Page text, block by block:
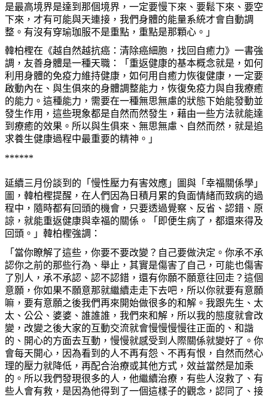
是最高境界是達到那個境界，一定要慢下來、要鬆下來、要空
下來，才有可能與天連接，我們身體的能量系統才會自動調
整。有沒有穿瑜珈服不是重點，重點是那顆心。」
韓柏檉在《越自然越抗癌：清除癌細胞，找回自癒力》一書強
調，友善身體是一種天職：「重返健康的基本概念就是，如何
利用身體的免疫力維持健康，如何用自癒力恢復健康，一定要
啟動內在、與生俱來的身體調整能力，恢復免疫力與自我療癒
的能力。這種能力，需要在一種無思無慮的狀態下始能發動並
發生作用，這些現象都是自然而然發生，藉由一些方法就能達
到療癒的效果。所以與生俱來、無思無慮、自然而然，就是追
求養生健康過程中最重要的精神。」
******
延續三月份談到的「慢性壓力有害效應」圖與「幸福關係學」
圖，韓柏檉提醒，在人們因為日積月累的負面情緒而致病的過
程中，隨時都有回頭的機會，只要透過覺察、反省、認錯、原
諒，就能重返健康與幸福的關係。「即便生病了，都還來得及
回頭。」韓柏檉強調：
「當你瞭解了這些，你要不要改變？自己要做決定。你承不承
認你之前的那些行為、舉止，其實是傷害了自己，可能也傷害
了別人，承不承認、認不認錯，還有你願不願意往回走？這個
意願，你如果不願意那就繼續走走下去吧，所以你就要有意願
嘛，要有意願之後我們再來開始做很多的和解。我跟先生、太
太、公公、婆婆、誰誰誰，我們來和解，所以我的態度就會改
變，改變之後大家的互動交流就會慢慢慢慢往正面的、和諧
的、開心的方面去互動，慢慢就感受到人際關係就變好了。你
會每天開心，因為看到的人不再有怨、不再有恨，自然而然心
理的壓力就降低，再配合治療或其他方式，效益當然是加乘
的。所以我們發現很多的人，他繼續治療，有些人沒救了、有
些人會有救，是因為他得到了一個這樣子的觀念，認同了、接